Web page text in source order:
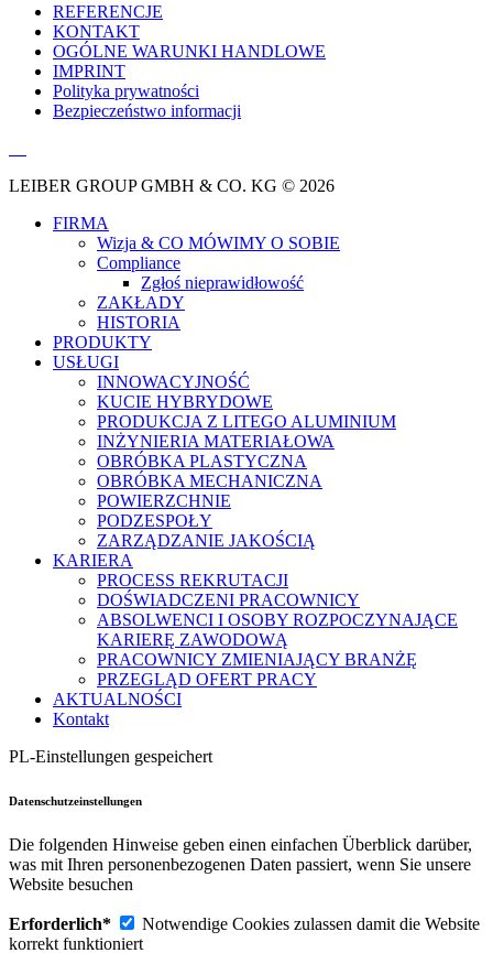
REFERENCJE
KONTAKT
OGÓLNE WARUNKI HANDLOWE
IMPRINT
Polityka prywatności
Bezpieczeństwo informacji
LEIBER GROUP GMBH & CO. KG © 2026
FIRMA
Wizja & CO MÓWIMY O SOBIE
Compliance
Zgłoś nieprawidłowość
ZAKŁADY
HISTORIA
PRODUKTY
USŁUGI
INNOWACYJNOŚĆ
KUCIE HYBRYDOWE
PRODUKCJA Z LITEGO ALUMINIUM
INŻYNIERIA MATERIAŁOWA
OBRÓBKA PLASTYCZNA
OBRÓBKA MECHANICZNA
POWIERZCHNIE
PODZESPOŁY
ZARZĄDZANIE JAKOŚCIĄ
KARIERA
PROCESS REKRUTACJI
DOŚWIADCZENI PRACOWNICY
ABSOLWENCI I OSOBY ROZPOCZYNAJĄCE
KARIERĘ ZAWODOWĄ
PRACOWNICY ZMIENIAJĄCY BRANŻĘ
PRZEGLĄD OFERT PRACY
AKTUALNOŚCI
Kontakt
PL-Einstellungen gespeichert
Datenschutzeinstellungen
Die folgenden Hinweise geben einen einfachen Überblick darüber,
was mit Ihren personenbezogenen Daten passiert, wenn Sie unsere
Website besuchen
Erforderlich*
Notwendige Cookies zulassen damit die Website
korrekt funktioniert